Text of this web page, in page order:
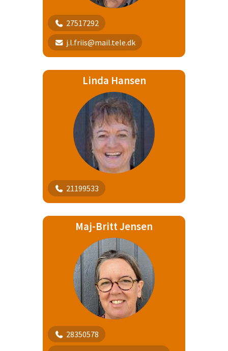
27517292
j.l.friis@mail.tele.dk
Linda Hansen
21199533
Maj-Britt Jensen
28350578